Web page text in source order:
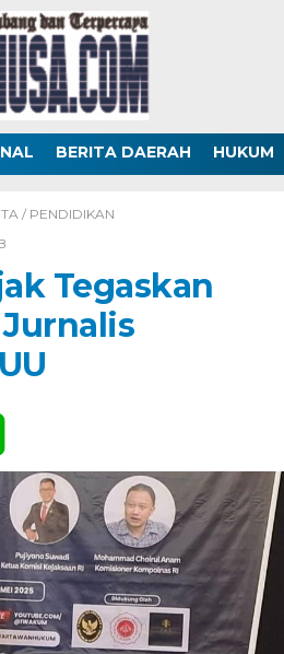
BERITA DAERAH HUKUM
/ PENDIDIKAN
Tegaskan